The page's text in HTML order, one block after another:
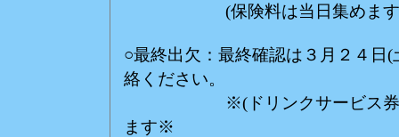
(保険料は当日集めます
○最終出欠：最終確認は３月２４日
絡ください。
※(ドリンクサービス券付)前
ます※